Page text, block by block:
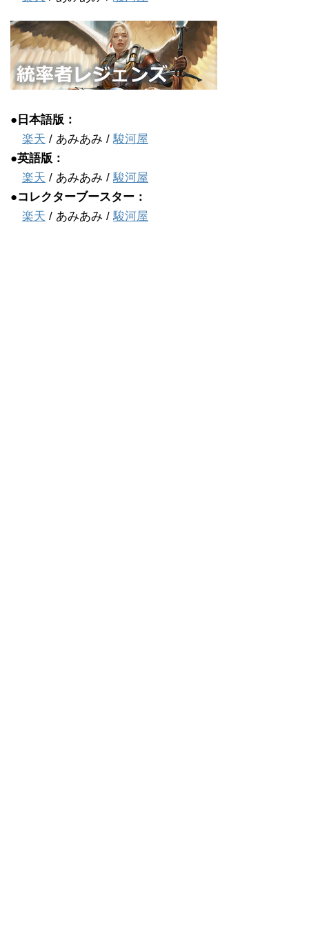
●日本語版：
楽天 / あみあみ /駿河屋
●英語版：
楽天 / あみあみ /駿河屋
●コレクターブースター：
楽天 / あみあみ /駿河屋